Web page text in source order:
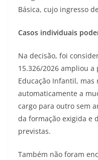
Básica, cujo ingresso
Casos individuais
Na decisão, foi
15.326/2026 ampliou
Educação Infantil, mas
automaticamente a
cargo para outro sem
da formação exigida e
previstas.
Também não foram